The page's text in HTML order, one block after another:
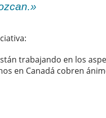
trabajando en los
en Canadá cobren